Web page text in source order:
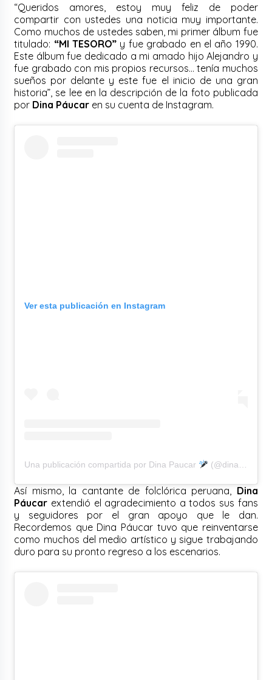
“Queridos amores, estoy muy feliz de poder
compartir con ustedes una noticia muy importante.
Como muchos de ustedes saben, mi primer álbum fue
titulado: “MI TESORO” y fue grabado en el año 1990.
Este álbum fue dedicado a mi amado hijo Alejandro y
fue grabado con mis propios recursos… tenía muchos
sueños por delante y este fue el inicio de una gran
historia”, se lee en la descripción de la foto publicada
por Dina Páucar en su cuenta de Instagram.
Ver esta publicación en Instagram
Una publicación compartida por Dina Paucar (@dinapaucar_)
Así mismo, la cantante de folclórica peruana, Dina
Páucar extendió el agradecimiento a todos sus fans
y seguidores por el gran apoyo que le dan.
Recordemos que Dina Páucar tuvo que reinventarse
como muchos del medio artístico y sigue trabajando
duro para su pronto regreso a los escenarios.